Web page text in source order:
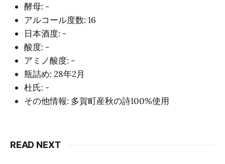
酵母: -
アルコール度数: 16
日本酒度: -
酸度: -
アミノ酸度: -
瓶詰め: 28年2月
杜氏: -
その他情報: 多賀町産秋の詩100%使用
READ NEXT